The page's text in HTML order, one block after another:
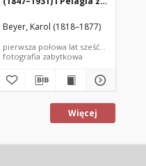
Brzozowska (1848–1901)
Beyer, Karol (1818–1877)
pierwsza połowa lat sześćdziesiątych
fotografia zabytkowa
Więcej